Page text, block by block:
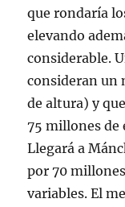
que rondaría
elevando
considerable.
consideran un
de altura) y
75 millones de
Llegará a
por 70
variables. El